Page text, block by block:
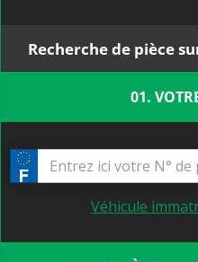
Recherche de pièce
01.
Véhicule